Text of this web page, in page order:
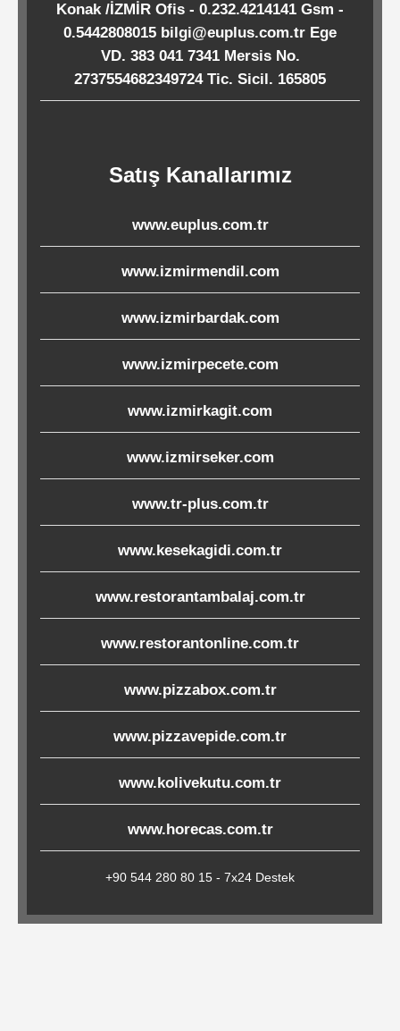
Köpük
Kaseler
/
Tabaklar
Horeca
Endüstri
Ürünleri
Ürünler
Porselen-
Seramik
Cam
Buklet
Ürünler
Poşetler
&
Çöp
Tepsi
Altlıkları
&
Amerikan
Servisler
Konak /İZMİR Ofis - 0.232.4214141 Gsm -
0.5442808015 bilgi@euplus.com.tr Ege
VD. 383 041 7341 Mersis No.
2737554682349724 Tic. Sicil. 165805
Satış Kanallarımız
www.euplus.com.tr
www.izmirmendil.com
www.izmirbardak.com
www.izmirpecete.com
www.izmirkagit.com
www.izmirseker.com
www.tr-plus.com.tr
www.kesekagidi.com.tr
www.restorantambalaj.com.tr
www.restorantonline.com.tr
www.pizzabox.com.tr
www.pizzavepide.com.tr
www.kolivekutu.com.tr
www.horecas.com.tr
+90 544 280 80 15 - 7x24 Destek